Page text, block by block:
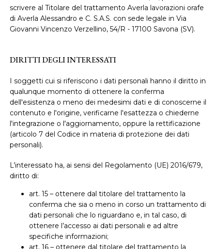
scrivere al Titolare del trattamento Averla lavorazioni orafe
di Averla Alessandro e C. S.A.S. con sede legale in Via
Giovanni Vincenzo Verzellino, 54/R - 17100 Savona (SV).
DIRITTI DEGLI INTERESSATI
I soggetti cui si riferiscono i dati personali hanno il diritto in
qualunque momento di ottenere la conferma
dell'esistenza o meno dei medesimi dati e di conoscerne il
contenuto e l'origine, verificarne l'esattezza o chiederne
l'integrazione o l'aggiornamento, oppure la rettificazione
(articolo 7 del Codice in materia di protezione dei dati
personali).
L’interessato ha, ai sensi del Regolamento (UE) 2016/679,
diritto di:
art. 15 – ottenere dal titolare del trattamento la
conferma che sia o meno in corso un trattamento di
dati personali che lo riguardano e, in tal caso, di
ottenere l’accesso ai dati personali e ad altre
specifiche informazioni;
art. 16 – ottenere dal titolare del trattamento la